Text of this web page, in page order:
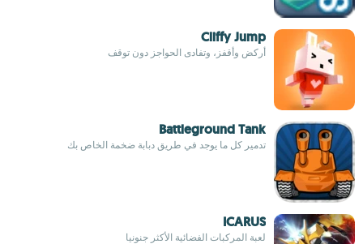
Cliffy Jump
أركض وأقفز، وتفادى الحواجز دون توقف
Battleground Tank
تدمير كل ما يوجد في طريق دبابة ضخمة الخاص بك
ICARUS
لعبة المركبات الفضائية الأكثر جنونيا